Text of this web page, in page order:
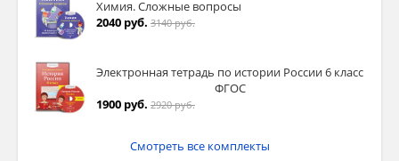
Химия. Сложные вопросы
2040 руб. 3140 руб.
Электронная тетрадь по истории России 6 класс
ФГОС
1900 руб. 2920 руб.
Смотреть все комплекты